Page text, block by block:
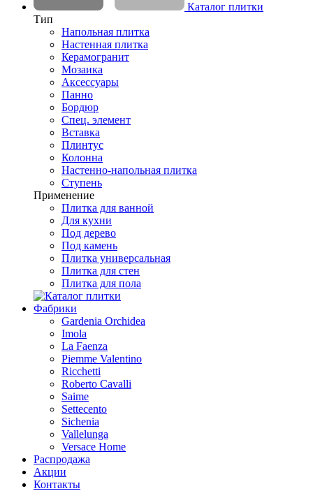
Каталог плитки
Тип
Напольная плитка
Настенная плитка
Керамогранит
Мозаика
Аксессуары
Панно
Бордюр
Спец. элемент
Вставка
Плинтус
Колонна
Настенно-напольная плитка
Ступень
Применение
Плитка для ванной
Для кухни
Под дерево
Под камень
Плитка универсальная
Плитка для стен
Плитка для пола
Фабрики
Gardenia Orchidea
Imola
La Faenza
Piemme Valentino
Ricchetti
Roberto Cavalli
Saime
Settecento
Sichenia
Vallelunga
Versace Home
Распродажа
Акции
Контакты